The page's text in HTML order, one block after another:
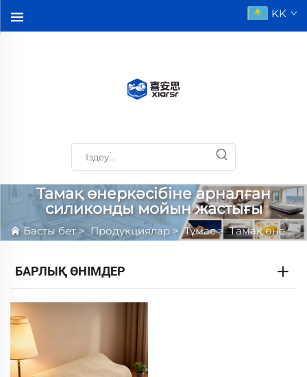
KK
Тамақ өнеркәсібіне арналған
силиконды мойын жастығы
Басты бет> Продукциялар >Тұмас>Тамақ өнеркәсібіне арналған силиконды мойын жастығы
БАРЛЫҚ ӨНІМДЕР